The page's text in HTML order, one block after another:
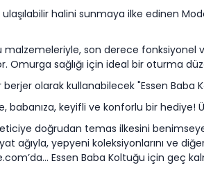
halini sunmaya ilke edinen
son derece fonksiyonel
Omurga sağlığı için ideal bir oturma
berjer olarak kullanabilecek "Essen
babanıza, keyifli ve konforlu bir hediye!
doğrudan temas ilkesini
ağıyla, yepyeni koleksiyonlarını ve
Essen Baba Koltuğu için geç